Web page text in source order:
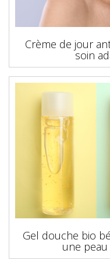
Crème de jour
soin
Gel douche bio
une